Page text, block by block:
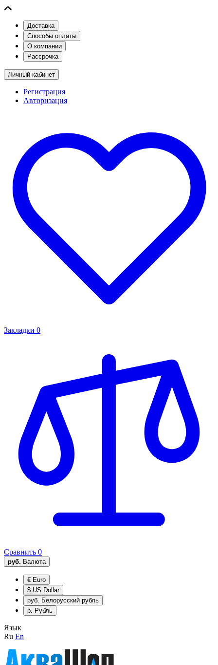
Доставка
Способы оплаты
О компании
Рассрочка
Личный кабинет
Регистрация
Авторизация
Закладки 0
Сравнить 0
руб. Валюта
€ Euro
$ US Dollar
руб. Белорусский рубль
р. Рубль
Язык
Ru En